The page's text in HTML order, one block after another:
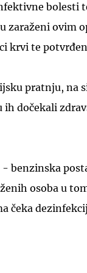
bolesti
zaraženi ovim
krvi te
pratnju, na
ih dočekali
benzinska
osoba u
čeka